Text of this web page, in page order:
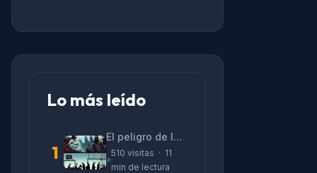
Lo más leído
1
El peligro de las «alucinaciones» y el CV prefabricado
510 visitas · 11
min de lectura